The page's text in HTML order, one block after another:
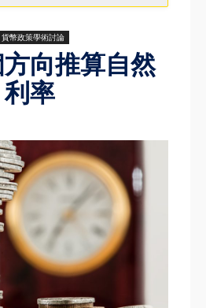
貨幣政策學術討論
向推算自然
利率